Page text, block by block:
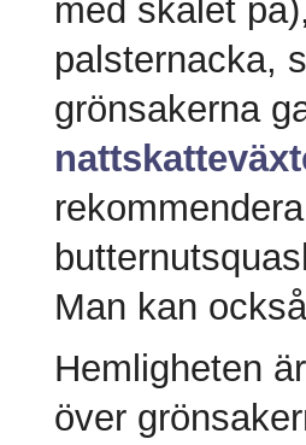
med skalet
palsternacka,
grönsakerna
Man kan
Hemligheten
över